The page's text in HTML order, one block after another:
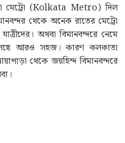
মেট্রো (Kolkata Metro) দিল
থেকে অনেক রাতের মেট্রো
অথবা বিমানবন্দরে নেমে
আরও সহজ। কারণ কলকাতা
থেকে জয়হিন্দ বিমানবন্দরে